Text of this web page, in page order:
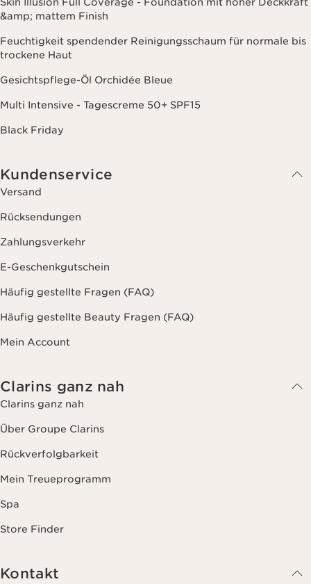
&amp; mattem Finish
Feuchtigkeit spendender Reinigungsschaum für normale bis
trockene Haut
Gesichtspflege-Öl Orchidée Bleue
Multi Intensive - Tagescreme 50+ SPF15
Black Friday
Kundenservice
Versand
Rücksendungen
Zahlungsverkehr
E-Geschenkgutschein
Häufig gestellte Fragen (FAQ)
Häufig gestellte Beauty Fragen (FAQ)
Mein Account
Clarins ganz nah
Clarins ganz nah
Über Groupe Clarins
Rückverfolgbarkeit
Mein Treueprogramm
Spa
Store Finder
Kontakt